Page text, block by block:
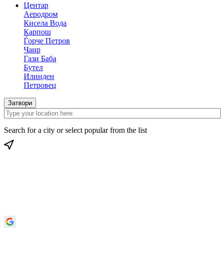
Центар
Аеродром
Кисела Вода
Карпош
Ѓорче Петров
Чаир
Гази Баба
Бутел
Илинден
Петровец
Затвори
Search for a city or select popular from the list